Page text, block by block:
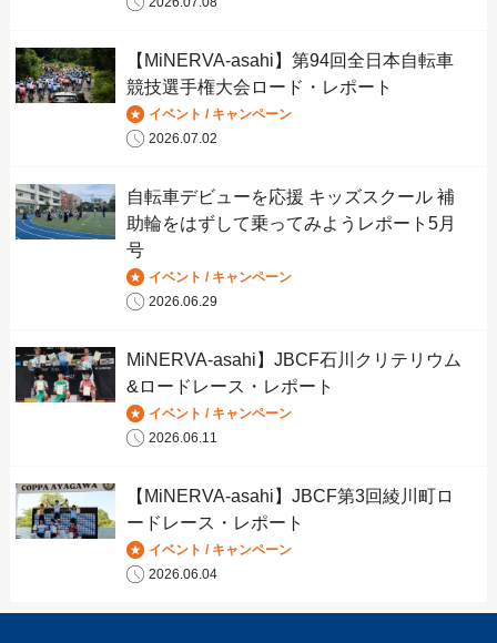
【MiNERVA-asahi】第94回全日本自転車
競技選手権大会ロード・レポート
イベント / キャンペーン
2026.07.02
自転車デビューを応援 キッズスクール 補
助輪をはずして乗ってみようレポート5月
号
イベント / キャンペーン
2026.06.29
MiNERVA-asahi】JBCF石川クリテリウム
&ロードレース・レポート
イベント / キャンペーン
2026.06.11
【MiNERVA-asahi】JBCF第3回綾川町ロ
ードレース・レポート
イベント / キャンペーン
2026.06.04